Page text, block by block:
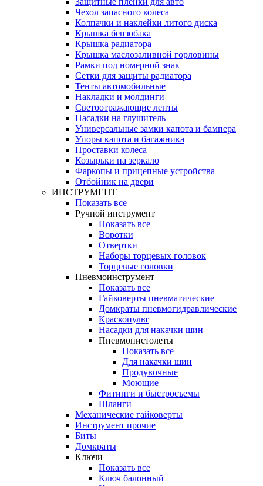
Чехол запасного колеса
Колпачки и наклейки литого диска
Крышка бензобака
Крышка радиатора
Крышка маслозаливной горловины
Рамки под номерной знак
Сетки для защиты радиатора
Тенты автомобильные
Накладки и молдинги
Светоотражающие ленты
Насадки на глушитель
Универсальные замки капота и бампера
Упоры капота и багажника
Проставки колеса
Козырьки на зеркало
Фаркопы и прицепные устройства
Отбойник на двери
ИНСТРУМЕНТ
Показать все
Ручной инструмент
Показать все
Воротки
Отвертки
Наборы торцевых головок
Торцевые головки
Пневмоинструмент
Показать все
Гайковерты пневматические
Домкраты пневмогидравлические
Краскопульт
Насадки для накачки шин
Пневмопистолеты
Показать все
Для накачки шин
Продувочные
Моющие
Фитинги и быстросъемы
Шланги
Механические гайковерты
Инструмент прочиe
Биты
Домкраты
Ключи
Показать все
Ключ балонный